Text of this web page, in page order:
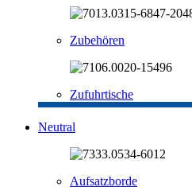
Zubehören
Zufuhrtische
Neutral
Aufsatzborde